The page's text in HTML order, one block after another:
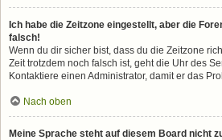
Ich habe die Zeitzone eingestellt, aber die
falsch!
Wenn du dir sicher bist, dass du die Zeitzone
Zeit trotzdem noch falsch ist, geht die Uhr des
Kontaktiere einen Administrator, damit er das
Nach oben
Meine Sprache steht auf diesem Board nicht